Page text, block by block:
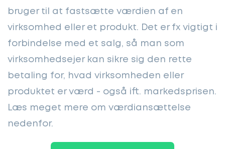
bruger til at fastsætte værdien af en
virksomhed eller et produkt. Det er fx vigtigt i
forbindelse med et salg, så man som
virksomhedsejer kan sikre sig den rette
betaling for, hvad virksomheden eller
produktet er værd - også ift. markedsprisen.
Læs meget mere om værdiansættelse
nedenfor.